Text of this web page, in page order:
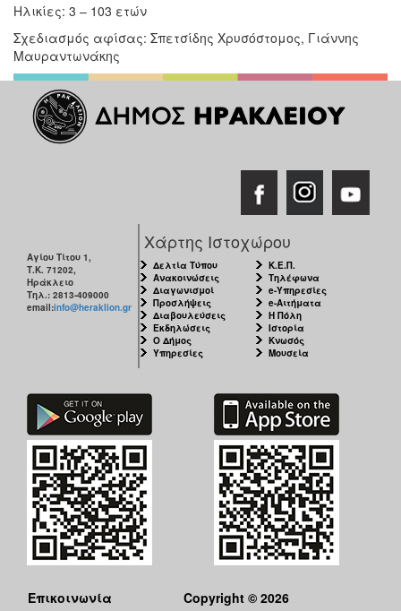
Ηλικίες: 3 – 103 ετών
Σχεδιασμός αφίσας: Σπετσίδης Χρυσόστομος, Γιάννης
Μαυραντωνάκης
Αγίου Τίτου 1,
Τ.Κ. 71202,
Ηράκλειο
Τηλ.: 2813-409000
email:info@heraklion.gr
Χάρτης Ιστοχώρου
Δελτία Τύπου
Ανακοινώσεις
Διαγωνισμοί
Προσλήψεις
Διαβουλεύσεις
Εκδηλώσεις
Ο Δήμος
Υπηρεσίες
Κ.Ε.Π.
Τηλέφωνα
e-Υπηρεσίες
e-Αιτήματα
Η Πόλη
Ιστορία
Κνωσός
Μουσεία
Επικοινωνία Copyright © 2026